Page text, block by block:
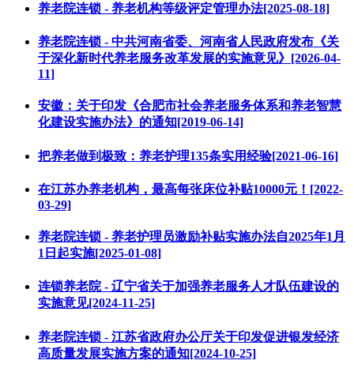
养老院连锁 - 养老机构等级评定管理办法[2025-08-18]
养老院连锁 - 中共河南省委、河南省人民政府发布《关
于深化新时代养老服务改革发展的实施意见》[2026-04-
11]
安徽：关于印发《合肥市社会养老服务体系和养老智慧
化建设实施办法》的通知[2019-06-14]
把养老做到极致：养老护理135条实用经验[2021-06-16]
在江苏办养老机构，最高每张床位补贴10000元！[2022-
03-29]
养老院连锁 - 养老护理员激励补贴实施办法自2025年1月
1日起实施[2025-01-08]
连锁养老院 - 辽宁省关于加强养老服务人才队伍建设的
实施意见[2024-11-25]
养老院连锁 - 江苏省政府办公厅关于印发促进银发经济
高质量发展实施方案的通知[2024-10-25]